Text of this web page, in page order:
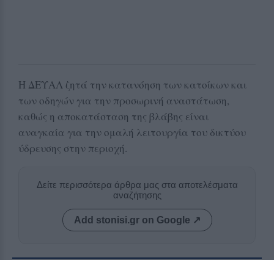
Η ΔΕΥΑΛ ζητά την κατανόηση των κατοίκων και
των οδηγών για την προσωρινή αναστάτωση,
καθώς η αποκατάσταση της βλάβης είναι
αναγκαία για την ομαλή λειτουργία του δικτύου
ύδρευσης στην περιοχή.
Δείτε περισσότερα άρθρα μας στα αποτελέσματα
αναζήτησης
Add stonisi.gr on Google ↗